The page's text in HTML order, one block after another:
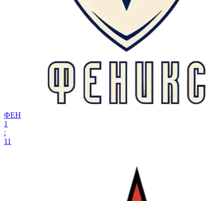
ФЕН
1
:
11